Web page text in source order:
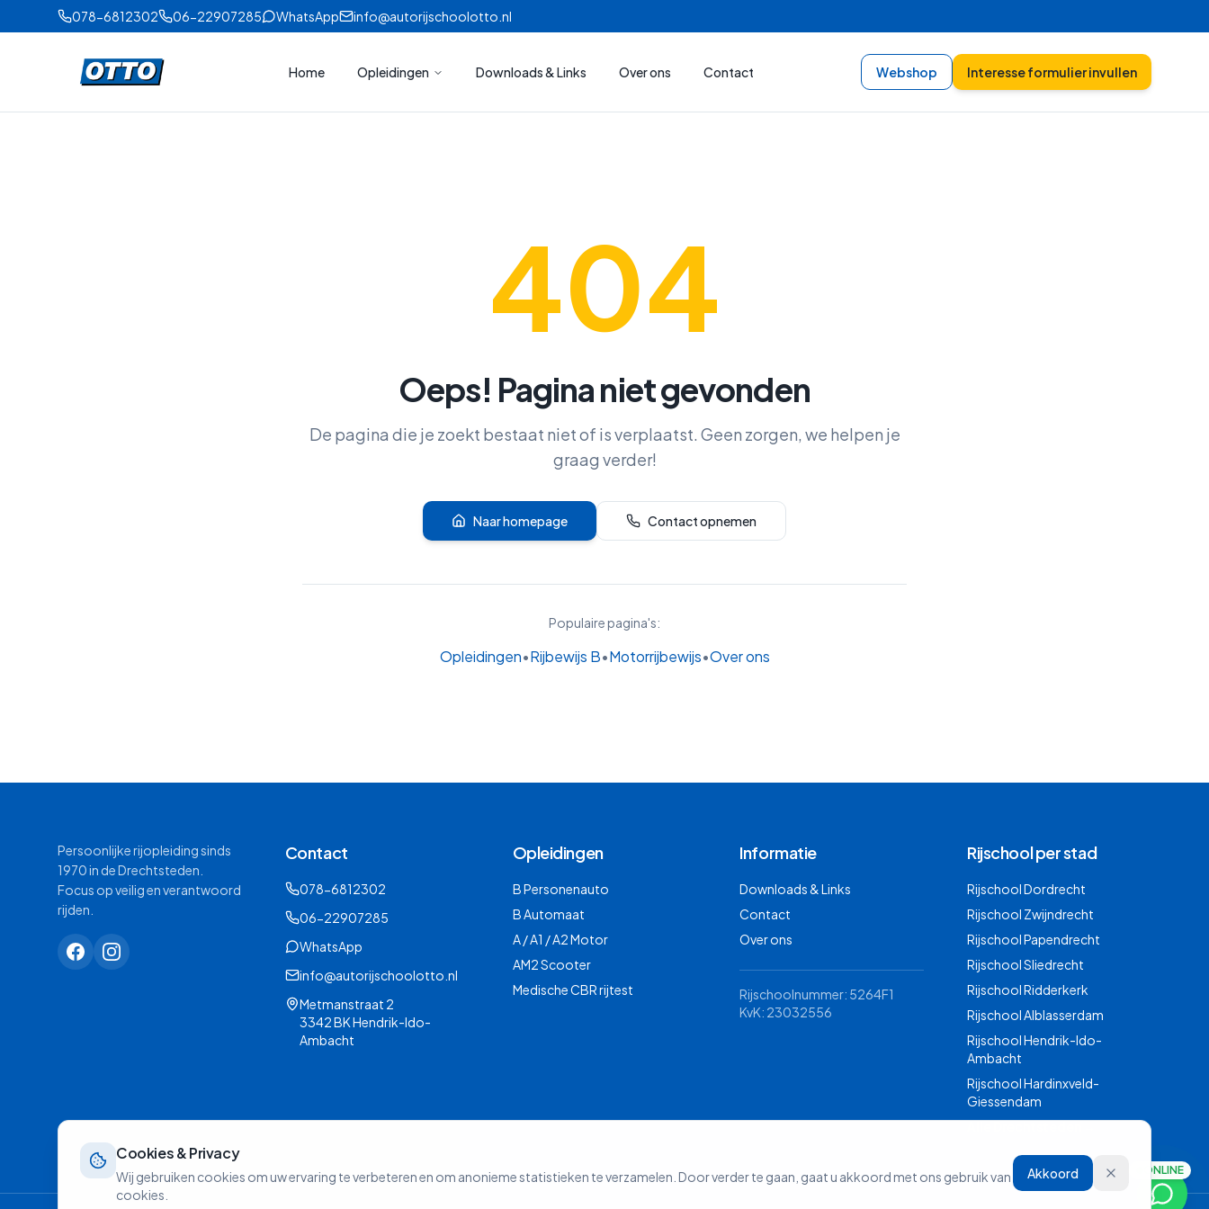
078-6812302 06-22907285 WhatsApp info@autorijschoolotto.nl
Home Opleidingen Downloads & Links Over ons Contact Webshop Interesse formulier invullen
404
Oeps! Pagina niet gevonden
De pagina die je zoekt bestaat niet of is verplaatst. Geen zorgen, we helpen je
graag verder!
Naar homepage Contact opnemen
Populaire pagina's:
Opleidingen•Rijbewijs B•Motorrijbewijs•Over ons
Persoonlijke rijopleiding sinds
1970 in de Drechtsteden.
Focus op veilig en verantwoord
rijden.
Contact
078-6812302
06-22907285
WhatsApp
info@autorijschoolotto.nl
Metmanstraat 2
3342 BK Hendrik-Ido-
Ambacht
Opleidingen
B Personenauto
B Automaat
A / A1 / A2 Motor
AM2 Scooter
Medische CBR rijtest
Informatie
Downloads & Links
Contact
Over ons
Rijschoolnummer: 5264F1
KvK: 23032556
Rijschool per stad
RijschoolDordrecht
Rijschool Zwijndrecht
RijschoolPapendrecht
RijschoolSliedrecht
RijschoolRidderkerk
RijschoolAlblasserdam
RijschoolHendrik-Ido-
Ambacht
RijschoolHardinxveld-
Giessendam
Alle Drechtsteden →
ONLINE
Cookies & Privacy
Wij gebruiken cookies om uw ervaring te verbeteren en om anonieme statistieken te verzamelen. Door verder te gaan, gaat u akkoord met ons gebruik van
cookies.
Akkoord